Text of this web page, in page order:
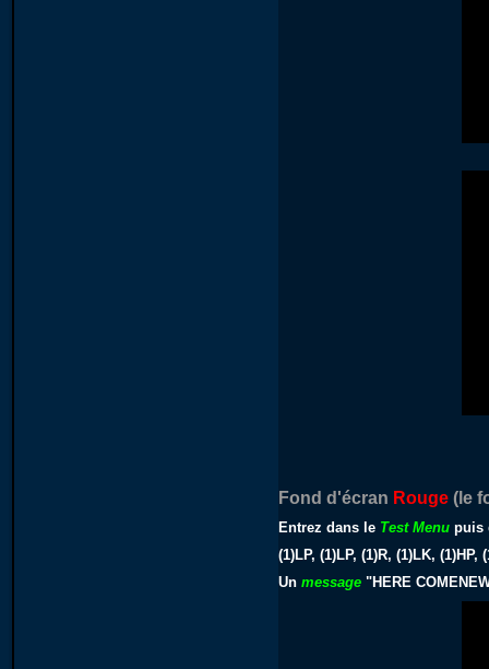
Fond d'écran Rouge (le
Entrez dans le Test Menu puis
(1)LP, (1)LP, (1)R, (1)LK, (1)HP,
Unmessage "HERE